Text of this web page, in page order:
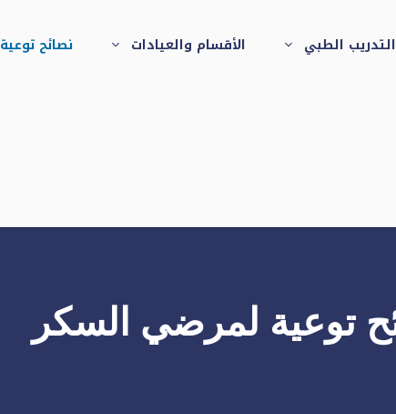
التدريب الطبي الأقسام والعيادات نصائح توعية
توعية لمرضي السكر